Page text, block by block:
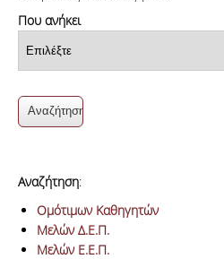
Που ανήκει
Αναζήτηση:
Ομότιμων Καθηγητών
Μελών Δ.Ε.Π.
Μελών Ε.Ε.Π.